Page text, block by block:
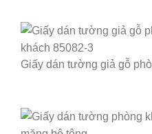
Giấy dán tường giả gỗ